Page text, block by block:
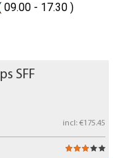
09.00 - 17.30 )
SFF
incl: €175.45